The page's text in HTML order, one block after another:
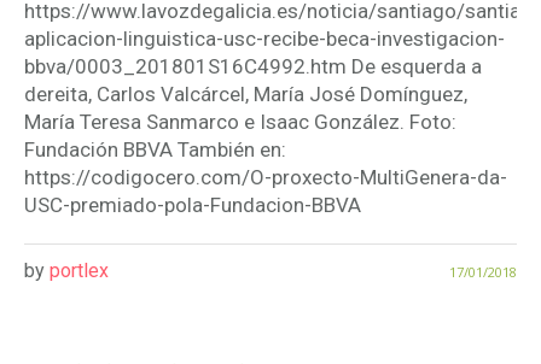
https://www.lavozdegalicia.es/noticia/santiago/
aplicacion-linguistica-usc-recibe-beca-investigacion-
bbva/0003_201801S16C4992.htm De esquerda a
dereita, Carlos Valcárcel, María José Domínguez,
María Teresa Sanmarco e Isaac González. Foto:
Fundación BBVA También en:
https://codigocero.com/O-proxecto-MultiGenera-da-
USC-premiado-pola-Fundacion-BBVA
17/01/2018
by portlex